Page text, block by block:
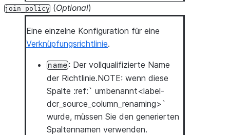
join_policy (Optional)
Eine einzelne Konfiguration für eine
Verknüpfungsrichtlinie.
name: Der vollqualifizierte Name
der Richtlinie.NOTE: wenn diese
Spalte :ref:` umbenannt<label-
dcr_source_column_renaming>`
wurde, müssen Sie den generierten
Spaltennamen verwenden.